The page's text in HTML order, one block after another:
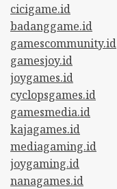
cicigame.id
badanggame.id
gamescommunity.id
gamesjoy.id
joygames.id
cyclopsgames.id
gamesmedia.id
kajagames.id
mediagaming.id
joygaming.id
nanagames.id